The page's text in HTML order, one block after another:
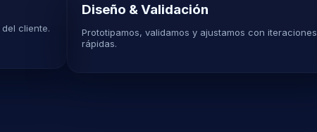
cliente.
Diseño & Validación
Prototipamos, validamos y ajustamos con iteraciones
rápidas.